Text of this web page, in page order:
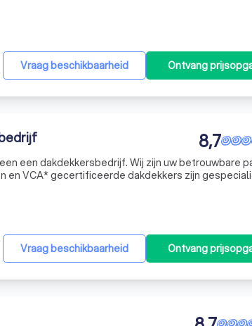
Vraag beschikbaarheid Ontvang
8,7
een dakdekkersbedrijf. Wij zijn uw betrouwbare
en VCA* gecertificeerde dakdekkers zijn
Vraag beschikbaarheid Ontvang